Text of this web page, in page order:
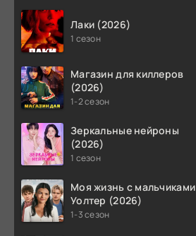
Лаки (2026)
1 сезон
Магазин для киллеров
(2026)
1-2 сезон
Зеркальные нейроны
(2026)
1 сезон
Моя жизнь с мальчиками
Уолтер (2026)
1-3 сезон